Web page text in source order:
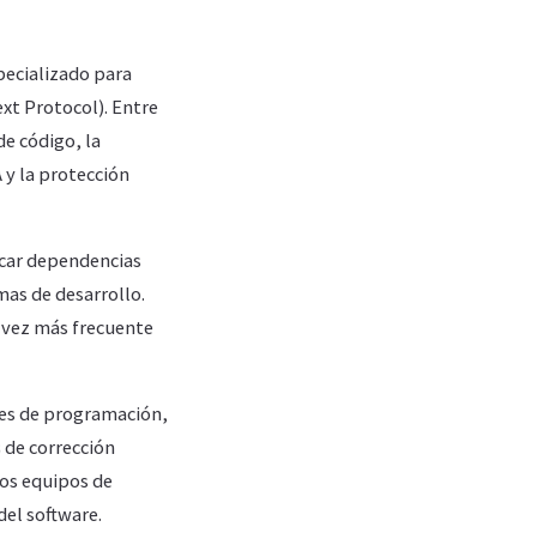
para
Protocol). Entre
código, la
y la protección
dependencias
de desarrollo.
más frecuente
de programación,
corrección
equipos de
software.